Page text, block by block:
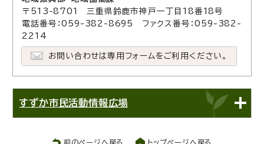
〒513-8701 三重県鈴鹿市神戸一丁目18番18号
電話番号：059-382-8695 ファクス番号：059-382-
2214
お問い合わせは専用フォームをご利用ください。
すずか市民活動情報広場
前のページへ戻る トップページへ戻る